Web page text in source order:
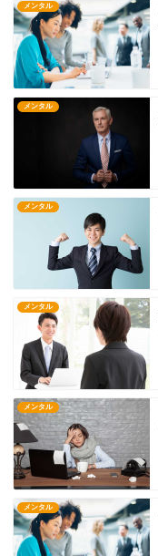
メンタル
メンタル
メンタル
メンタル
メンタル
メンタル